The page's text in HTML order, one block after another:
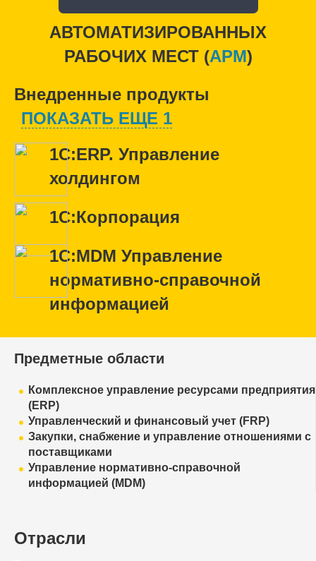
АВТОМАТИЗИРОВАННЫХ
РАБОЧИХ МЕСТ (APM)
Внедренные продукты
ПОКАЗАТЬ ЕЩЕ 1
1С:ERP. Управление
холдингом
1С:Корпорация
1С:MDM Управление
нормативно-справочной
информацией
Предметные области
Комплексное управление ресурсами предприятия
(ERP)
Управленческий и финансовый учет (FRP)
Закупки, снабжение и управление отношениями с
поставщиками
Управление нормативно-справочной
информацией (MDM)
Отрасли